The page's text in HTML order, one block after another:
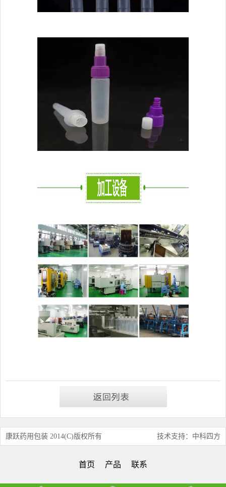
康跃药用包装 2014(C)版权所有 技术支持：中科四方
首页 产品 联系